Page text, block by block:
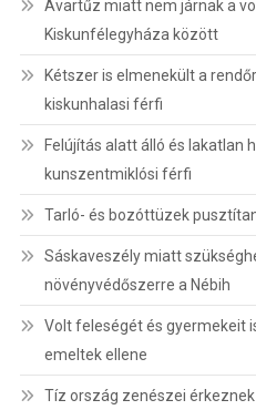
Avartűz miatt nem járnak a
Kiskunfélegyháza között
Kétszer is elmenekült a
kiskunhalasi férfi
Felújítás alatt álló és lakatlan
kunszentmiklósi férfi
Tarló- és bozóttüzek
Sáskaveszély miatt
növényvédőszerre a Nébih
Volt feleségét és gyermekeit
emeltek ellene
Tíz ország zenészei